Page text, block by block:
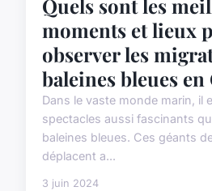
Quels sont les
moments et lieux
observer les
baleines bleues
Dans le vaste monde marin, il
spectacles aussi fascinants
baleines bleues. Ces géants
déplacent a...
3 juin 2024